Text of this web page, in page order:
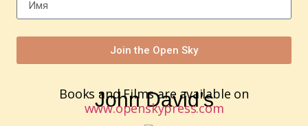
Join the Open Sky
John David’s
Books and Films are available on
www.openskypress.com